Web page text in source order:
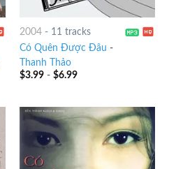
2004- 11 tracks
Có Quên Được Đâu -
Thanh Thảo
$3.99- $6.99